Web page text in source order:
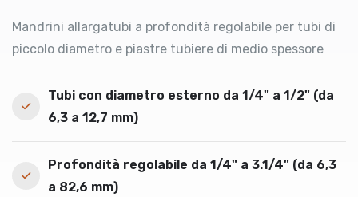
Mandrini allargatubi a profondità regolabile per tubi di
piccolo diametro e piastre tubiere di medio spessore
Tubi con diametro esterno da 1/4" a 1/2" (da
6,3 a 12,7 mm)
Profondità regolabile da 1/4" a 3.1/4" (da 6,3
a 82,6 mm)